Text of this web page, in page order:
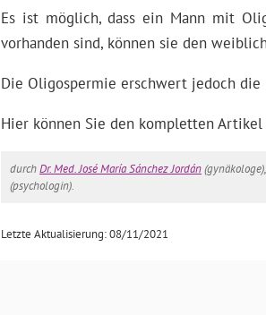
Es ist möglich, dass ein Mann mit
vorhanden sind, können sie den
Die Oligospermie erschwert jedoch die
Hier können Sie den kompletten
durchDr. Med. José María Sánchez Jordán
(psychologin).
Letzte Aktualisierung: 08/11/2021